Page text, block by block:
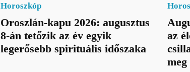
Horoszkóp
Oroszlán-kapu 2026: augusztus
8-án tetőzik az év egyik
legerősebb spirituális időszaka
az
meg